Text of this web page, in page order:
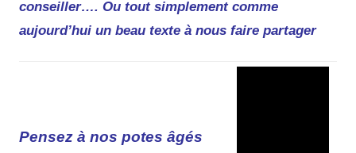
conseiller…. Ou tout simplement comme
aujourd’hui un beau texte à nous faire partager
Pensez à nos potes âgés